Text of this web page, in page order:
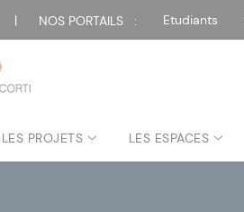
| NOS PORTAILS : Etudiants
LES PROJETS LES ESPACES